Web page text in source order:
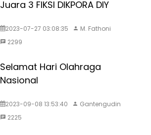
Juara 3 FIKSI DIKPORA DIY
2023-07-27 03:08:35
M. Fathoni
2299
Selamat Hari Olahraga
Nasional
2023-09-08 13:53:40
Gantengudin
2225